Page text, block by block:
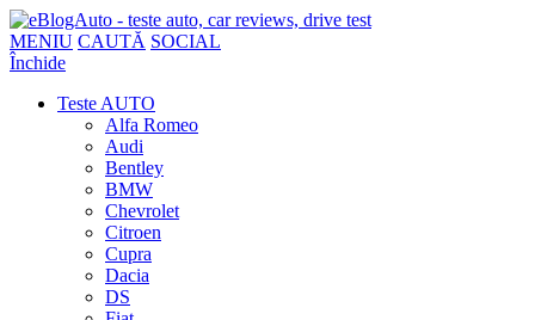
MENIU CAUTĂ SOCIAL
Închide
Teste AUTO
Alfa Romeo
Audi
Bentley
BMW
Chevrolet
Citroen
Cupra
Dacia
DS